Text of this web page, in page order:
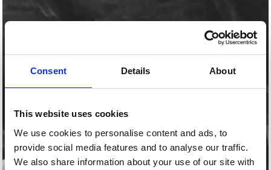
Consent Details About
This website uses cookies
We use cookies to personalise content and ads, to
provide social media features and to analyse our traffic.
We also share information about your use of our site with